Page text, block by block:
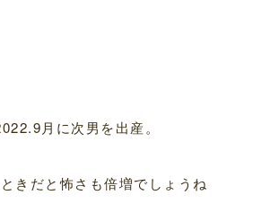
月に次男を出産。
きだと怖さも倍増でしょうね